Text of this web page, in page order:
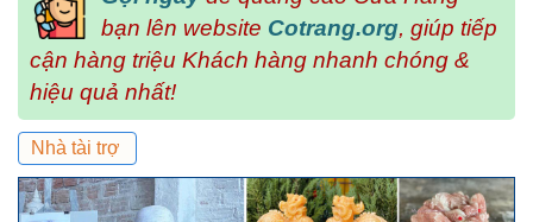
bạn lên website Cotrang.org, giúp tiếp
cận hàng triệu Khách hàng nhanh chóng &
hiệu quả nhất!
Nhà tài trợ